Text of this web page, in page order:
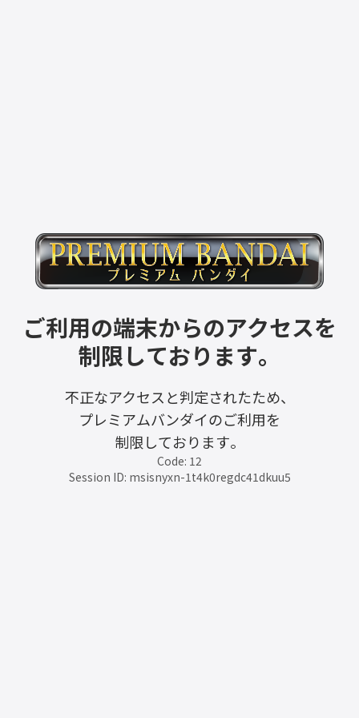
ご利用の端末からのアクセスを
制限しております。
不正なアクセスと判定されたため、
プレミアムバンダイのご利用を
制限しております。
Code: 12
Session ID: msisnyxn-1t4k0regdc41dkuu5